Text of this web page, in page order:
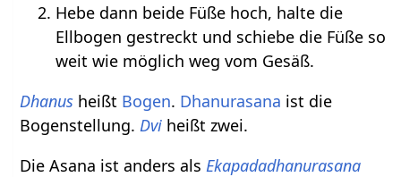
Hebe dann beide Füße hoch, halte die
Ellbogen gestreckt und schiebe die Füße so
weit wie möglich weg vom Gesäß.
Dhanus heißt Bogen. Dhanurasana ist die
Bogenstellung.Dvi heißt zwei.
Die Asana ist anders alsEkapadadhanurasana